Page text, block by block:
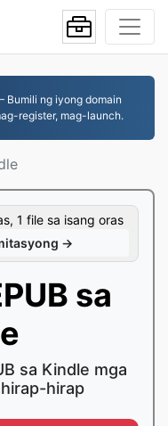
Bumili ng iyong domain
register, mag-launch.
1 file sa isang oras
→
sa
sa Kindle mga
hirap